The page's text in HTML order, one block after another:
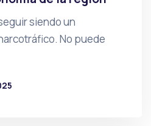
siendo un
No puede